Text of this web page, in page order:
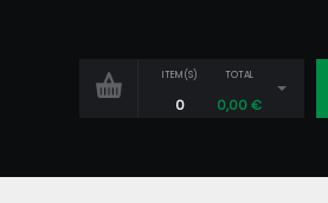
ITEM(S)
0
TOTAL
0,00€